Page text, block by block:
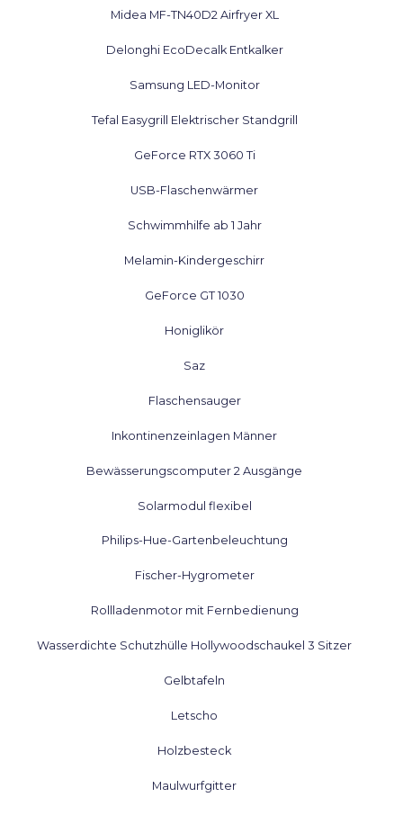
Midea MF-TN40D2 Airfryer XL
Delonghi EcoDecalk Entkalker
Samsung LED-Monitor
Tefal Easygrill Elektrischer Standgrill
GeForce RTX 3060 Ti
USB-Flaschenwärmer
Schwimmhilfe ab 1 Jahr
Melamin-Kindergeschirr
GeForce GT 1030
Honiglikör
Saz
Flaschensauger
Inkontinenzeinlagen Männer
Bewässerungscomputer 2 Ausgänge
Solarmodul flexibel
Philips-Hue-Gartenbeleuchtung
Fischer-Hygrometer
Rollladenmotor mit Fernbedienung
Wasserdichte Schutzhülle Hollywoodschaukel 3 Sitzer
Gelbtafeln
Letscho
Holzbesteck
Maulwurfgitter